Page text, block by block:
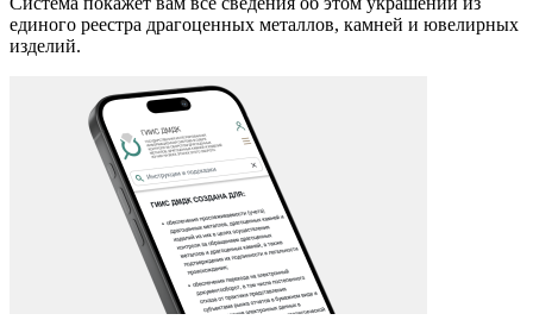
единого реестра драгоценных металлов, камней и ювелирных
изделий.